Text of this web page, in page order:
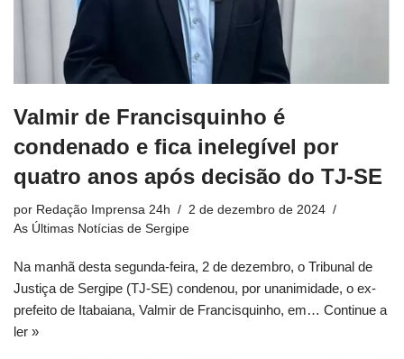
Valmir de Francisquinho é
condenado e fica inelegível por
quatro anos após decisão do TJ-SE
por Redação Imprensa 24h
2 de dezembro de 2024
As Últimas Notícias de Sergipe
Na manhã desta segunda-feira, 2 de dezembro, o Tribunal de
Justiça de Sergipe (TJ-SE) condenou, por unanimidade, o ex-
prefeito de Itabaiana, Valmir de Francisquinho, em… Continue a
ler »